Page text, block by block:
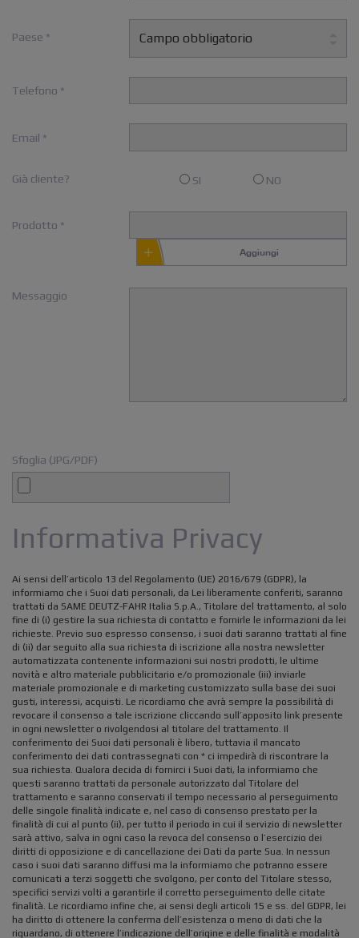
Paese * Campo obbligatorio
Telefono *
Email *
Già cliente? SI NO
Prodotto *
Aggiungi
Messaggio
Sfoglia (JPG/PDF)
Informativa Privacy
Ai sensi dell’articolo 13 del Regolamento (UE) 2016/679 (GDPR), la
informiamo che i Suoi dati personali, da Lei liberamente conferiti, saranno
trattati da SAME DEUTZ-FAHR Italia S.p.A., Titolare del trattamento, al solo
fine di (i) gestire la sua richiesta di contatto e fornirle le informazioni da lei
richieste. Previo suo espresso consenso, i suoi dati saranno trattati al fine
di (ii) dar seguito alla sua richiesta di iscrizione alla nostra newsletter
automatizzata contenente informazioni sui nostri prodotti, le ultime
novità e altro materiale pubblicitario e/o promozionale (iii) inviarle
materiale promozionale e di marketing customizzato sulla base dei suoi
gusti, interessi, acquisti. Le ricordiamo che avrà sempre la possibilità di
revocare il consenso a tale iscrizione cliccando sull’apposito link presente
in ogni newsletter o rivolgendosi al titolare del trattamento. Il
conferimento dei Suoi dati personali è libero, tuttavia il mancato
conferimento dei dati contrassegnati con * ci impedirà di riscontrare la
sua richiesta. Qualora decida di fornirci i Suoi dati, la informiamo che
questi saranno trattati da personale autorizzato dal Titolare del
trattamento e saranno conservati il tempo necessario al perseguimento
delle singole finalità indicate e, nel caso di consenso prestato per la
finalità di cui al punto (ii), per tutto il periodo in cui il servizio di newsletter
sarà attivo, salva in ogni caso la revoca del consenso o l’esercizio dei
diritti di opposizione e di cancellazione dei Dati da parte Sua. In nessun
caso i suoi dati saranno diffusi ma la informiamo che potranno essere
comunicati a terzi soggetti che svolgono, per conto del Titolare stesso,
specifici servizi volti a garantirle il corretto perseguimento delle citate
finalità. Le ricordiamo infine che, ai sensi degli articoli 15 e ss. del GDPR, lei
ha diritto di ottenere la conferma dell’esistenza o meno di dati che la
riguardano, di ottenere l’indicazione dell’origine e delle finalità e modalità